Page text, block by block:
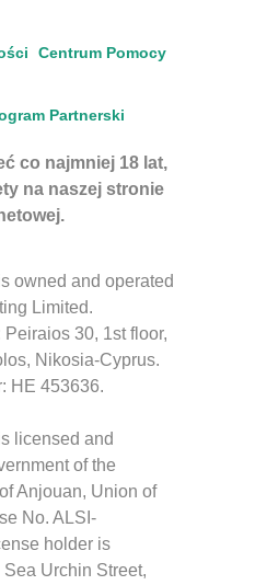
Centrum Pomocy
Partnerski
co najmniej 18 lat,
na naszej stronie
owned and operated
Limited.
30, 1st floor,
Nikosia-Cyprus.
HE 453636.
licensed and
of the
Anjouan, Union of
No. ALSI-
holder is
Urchin Street,